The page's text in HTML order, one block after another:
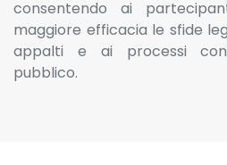
consentendo ai
maggiore efficacia le sfide
appalti e ai processi
pubblico.